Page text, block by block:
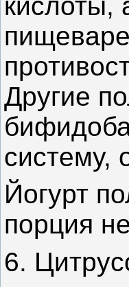
Другие
систему,
Йогурт
порция
6.